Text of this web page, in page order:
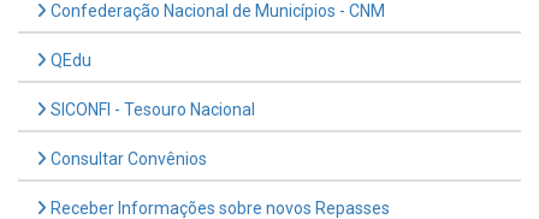
Confederação Nacional de Municípios - CNM
QEdu
SICONFI - Tesouro Nacional
Consultar Convênios
Receber Informações sobre novos Repasses